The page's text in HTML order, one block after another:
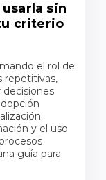
sin
criterio
el rol de
repetitivas,
decisiones
y el uso
guía para